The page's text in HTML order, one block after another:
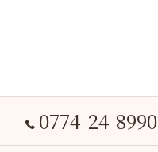
0774-24-8990